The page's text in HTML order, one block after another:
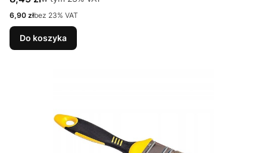
Cena netto
6,90 złbez 23% VAT
Do koszyka